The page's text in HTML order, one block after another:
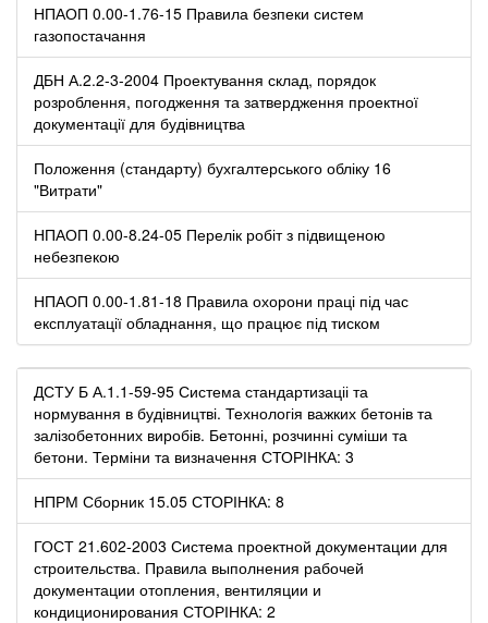
НПАОП 0.00-1.76-15 Правила безпеки систем
газопостачання
ДБН А.2.2-3-2004 Проектування склад, порядок
розроблення, погодження та затвердження проектної
документації для будівництва
Положення (стандарту) бухгалтерського обліку 16
"Витрати"
НПАОП 0.00-8.24-05 Перелік робіт з підвищеною
небезпекою
НПАОП 0.00-1.81-18 Правила охорони праці під час
експлуатації обладнання, що працює під тиском
ДСТУ Б А.1.1-59-95 Система стандартизаціі та
нормування в будівництві. Технологія важких бетонів та
залізобетонних виробів. Бетонні, розчинні суміши та
бетони. Терміни та визначення СТОРІНКА: 3
НПРМ Сборник 15.05 СТОРІНКА: 8
ГОСТ 21.602-2003 Система проектной документации для
строительства. Правила выполнения рабочей
документации отопления, вентиляции и
кондиционирования СТОРІНКА: 2